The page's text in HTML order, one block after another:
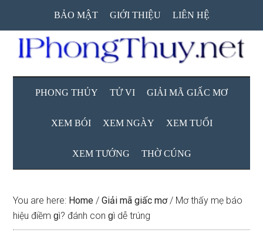
main
content
secondary
menu
primary
sidebar
BẢO MẬT GIỚI THIỆU LIÊN HỆ
PHONG THỦY TỬ VI GIẢI MÃ GIẤC MƠ
XEM BÓI XEM NGÀY XEM TUỔI
XEM TƯỚNG THỜ CÚNG
You are here: Home / Giải mã giấc mơ / Mơ thấy mẹ báo
hiệu điềm ɡì? đánh con ɡì dễ trúng